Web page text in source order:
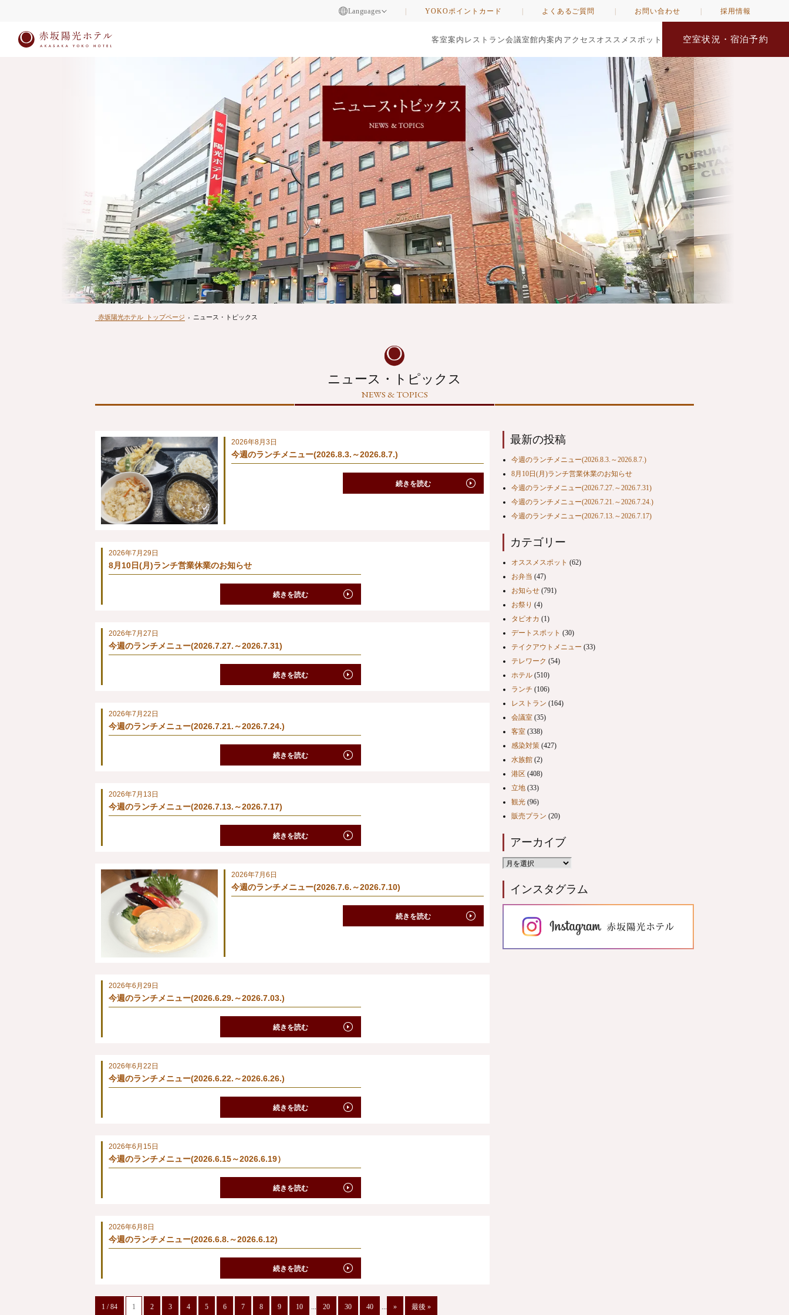
Languages YOKOポイントカード よくあるご質問 お問い合わせ 採用情報
客室案内 レストラン会議室館内案内 アクセス オススメスポット 空室状況・宿泊予約
赤坂陽光ホテル トップページ › ニュース・トピックス
ニュース・トピックス
NEWS & TOPICS
2026年8月3日
今週のランチメニュー(2026.8.3.～2026.8.7.)
続きを読む
2026年7月29日
8月10日(月)ランチ営業休業のお知らせ
続きを読む
2026年7月27日
今週のランチメニュー(2026.7.27.～2026.7.31)
続きを読む
2026年7月22日
今週のランチメニュー(2026.7.21.～2026.7.24.)
続きを読む
2026年7月13日
今週のランチメニュー(2026.7.13.～2026.7.17)
続きを読む
2026年7月6日
今週のランチメニュー(2026.7.6.～2026.7.10)
続きを読む
2026年6月29日
今週のランチメニュー(2026.6.29.～2026.7.03.)
続きを読む
2026年6月22日
今週のランチメニュー(2026.6.22.～2026.6.26.)
続きを読む
2026年6月15日
今週のランチメニュー(2026.6.15～2026.6.19）
続きを読む
2026年6月8日
今週のランチメニュー(2026.6.8.～2026.6.12)
続きを読む
1 / 84 1 2 3 4 5 6 7 8 9 10 ... 20 30 40 ... » 最後 »
最新の投稿
今週のランチメニュー(2026.8.3.～2026.8.7.)
8月10日(月)ランチ営業休業のお知らせ
今週のランチメニュー(2026.7.27.～2026.7.31)
今週のランチメニュー(2026.7.21.～2026.7.24.)
今週のランチメニュー(2026.7.13.～2026.7.17)
カテゴリー
オススメスポット (62)
お弁当 (47)
お知らせ (791)
お祭り (4)
タピオカ (1)
デートスポット (30)
テイクアウトメニュー (33)
テレワーク (54)
ホテル (510)
ランチ (106)
レストラン (164)
会議室 (35)
客室 (338)
感染対策 (427)
水族館 (2)
港区 (408)
立地 (33)
観光 (96)
販売プラン (20)
アーカイブ
インスタグラム